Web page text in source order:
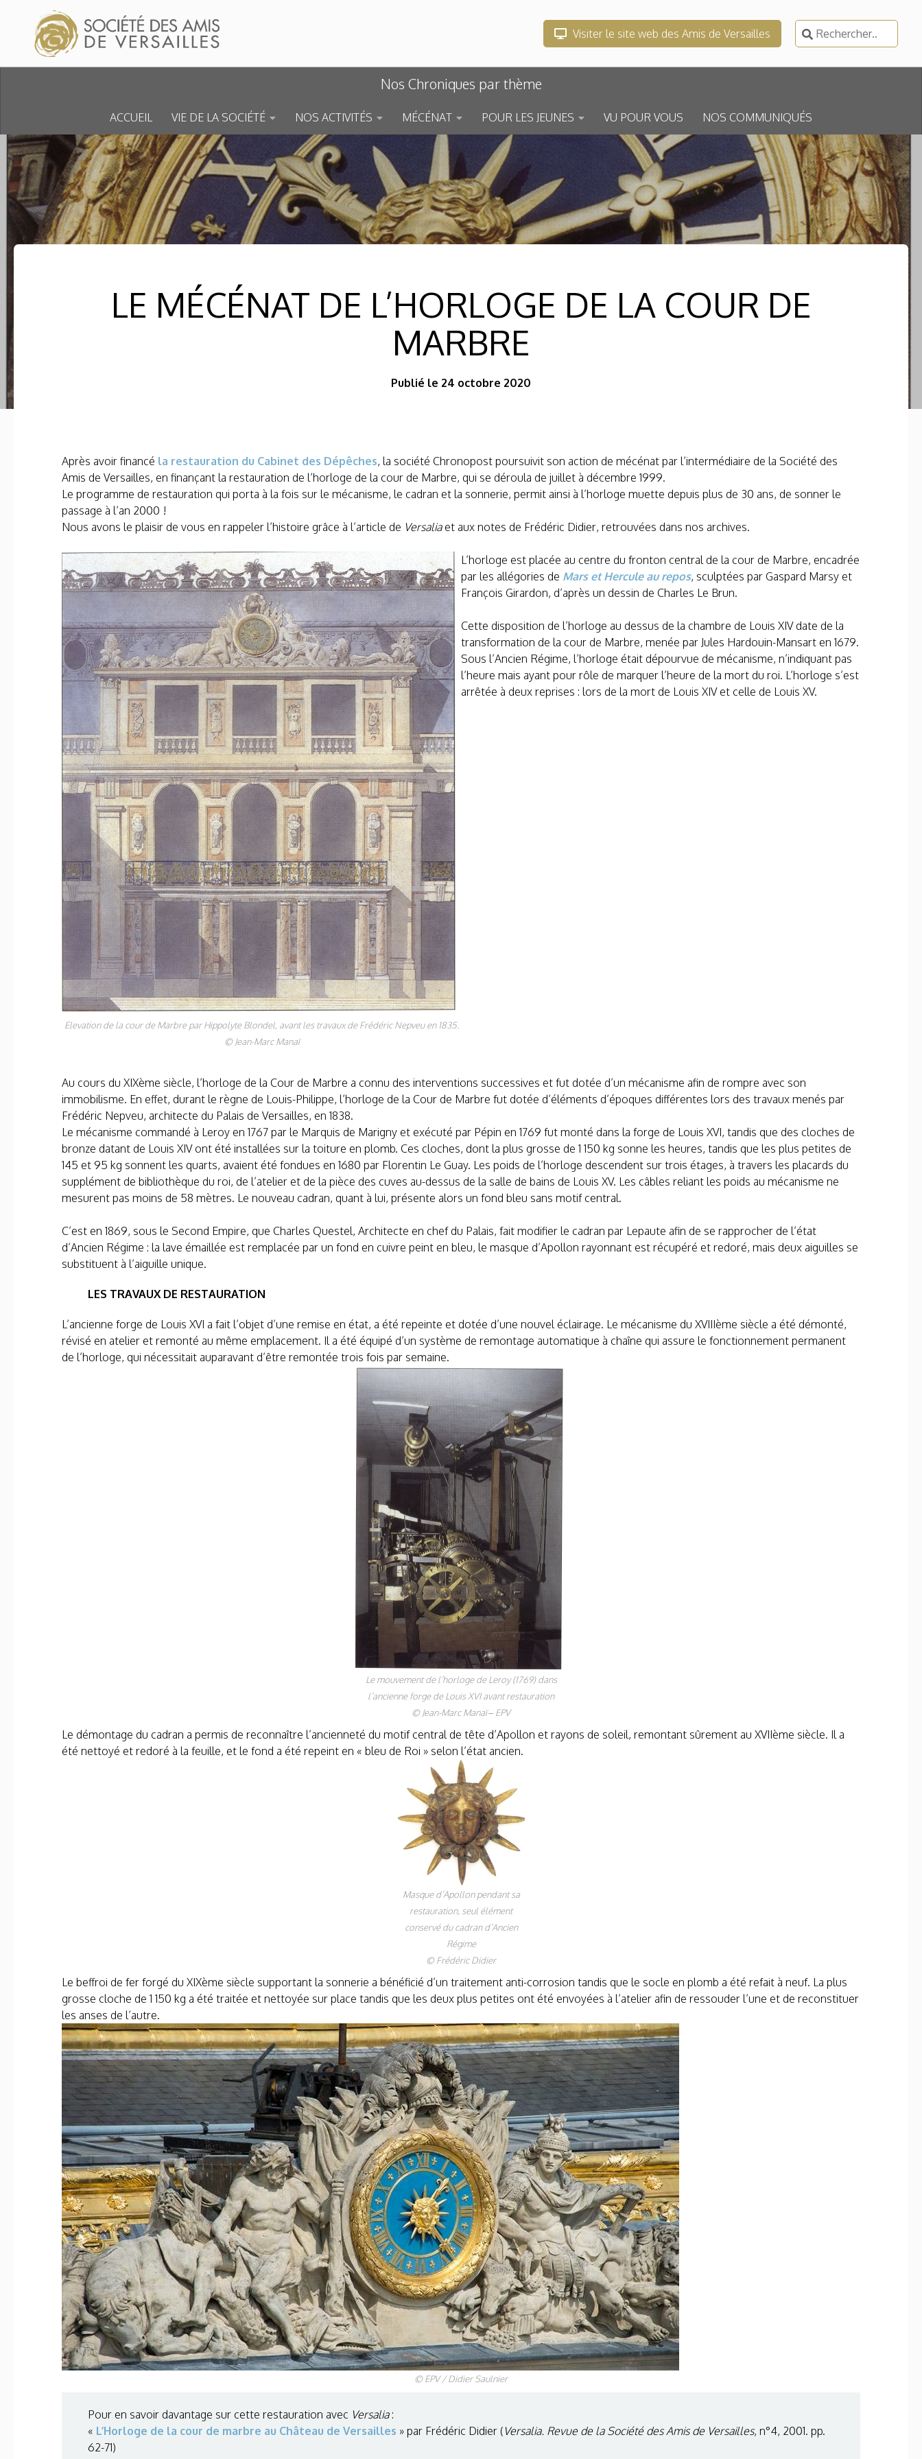
Skip to content
Visiter le site web des Amis de Versailles
Rechercher :
Nos Chroniques par thème
ACCUEIL VIE DE LA SOCIÉTÉ NOS ACTIVITÉS MÉCÉNAT POUR LES JEUNES VU POUR VOUS NOS COMMUNIQUÉS
LE MÉCÉNAT DE L’HORLOGE DE LA COUR DE
MARBRE
Publié le 24 octobre 2020
Après avoir financé la restauration du Cabinet des Dépêches, la société Chronopost poursuivit son action de mécénat par l’intermédiaire de la Société des
Amis de Versailles, en finançant la restauration de l’horloge de la cour de Marbre, qui se déroula de juillet à décembre 1999.
Le programme de restauration qui porta à la fois sur le mécanisme, le cadran et la sonnerie, permit ainsi à l’horloge muette depuis plus de 30 ans, de sonner le
passage à l’an 2000 !
Nous avons le plaisir de vous en rappeler l’histoire grâce à l’article de Versaliaet aux notes de Frédéric Didier, retrouvées dans nos archives.
Elevation de la cour de Marbre par Hippolyte Blondel, avant les travaux de Frédéric Nepveu en 1835.
© Jean-Marc Manaï
L’horloge est placée au centre du fronton central de la cour de Marbre, encadrée
par les allégories de Mars et Hercule au repos, sculptées par Gaspard Marsy et
François Girardon, d’après un dessin de Charles Le Brun.
Cette disposition de l’horloge au dessus de la chambre de Louis XIV date de la
transformation de la cour de Marbre, menée par Jules Hardouin-Mansart en 1679.
Sous l’Ancien Régime, l’horloge était dépourvue de mécanisme, n’indiquant pas
l’heure mais ayant pour rôle de marquer l’heure de la mort du roi. L’horloge s’est
arrêtée à deux reprises : lors de la mort de Louis XIV et celle de Louis XV.
Au cours du XIXème siècle, l’horloge de la Cour de Marbre a connu des interventions successives et fut dotée d’un mécanisme afin de rompre avec son
immobilisme. En effet, durant le règne de Louis-Philippe, l’horloge de la Cour de Marbre fut dotée d’éléments d’époques différentes lors des travaux menés par
Frédéric Nepveu, architecte du Palais de Versailles, en 1838.
Le mécanisme commandé à Leroy en 1767 par le Marquis de Marigny et exécuté par Pépin en 1769 fut monté dans la forge de Louis XVI, tandis que des cloches de
bronze datant de Louis XIV ont été installées sur la toiture en plomb. Ces cloches, dont la plus grosse de 1 150 kg sonne les heures, tandis que les plus petites de
145 et 95 kg sonnent les quarts, avaient été fondues en 1680 par Florentin Le Guay. Les poids de l’horloge descendent sur trois étages, à travers les placards du
supplément de bibliothèque du roi, de l’atelier et de la pièce des cuves au-dessus de la salle de bains de Louis XV. Les câbles reliant les poids au mécanisme ne
mesurent pas moins de 58 mètres. Le nouveau cadran, quant à lui, présente alors un fond bleu sans motif central.
C’est en 1869, sous le Second Empire, que Charles Questel, Architecte en chef du Palais, fait modifier le cadran par Lepaute afin de se rapprocher de l’état
d’Ancien Régime : la lave émaillée est remplacée par un fond en cuivre peint en bleu, le masque d’Apollon rayonnant est récupéré et redoré, mais deux aiguilles se
substituent à l’aiguille unique.
LES TRAVAUX DE RESTAURATION
L’ancienne forge de Louis XVI a fait l’objet d’une remise en état, a été repeinte et dotée d’une nouvel éclairage. Le mécanisme du XVIIIème siècle a été démonté,
révisé en atelier et remonté au même emplacement. Il a été équipé d’un système de remontage automatique à chaîne qui assure le fonctionnement permanent
de l’horloge, qui nécessitait auparavant d’être remontée trois fois par semaine.
Le mouvement de l’horloge de Leroy (1769) dans
l’ancienne forge de Louis XVI avant restauration
© Jean-Marc Manaï – EPV
Le démontage du cadran a permis de reconnaître l’ancienneté du motif central de tête d’Apollon et rayons de soleil, remontant sûrement au XVIIème siècle. Il a
été nettoyé et redoré à la feuille, et le fond a été repeint en « bleu de Roi » selon l’état ancien.
Masque d’Apollon pendant sa
restauration, seul élément
conservé du cadran d’Ancien
Régime
© Frédéric Didier
Le beffroi de fer forgé du XIXème siècle supportant la sonnerie a bénéficié d’un traitement anti-corrosion tandis que le socle en plomb a été refait à neuf. La plus
grosse cloche de 1 150 kg a été traitée et nettoyée sur place tandis que les deux plus petites ont été envoyées à l’atelier afin de ressouder l’une et de reconstituer
les anses de l’autre.
© EPV / Didier Saulnier
Pour en savoir davantage sur cette restauration avec Versalia:
« L’Horloge de la cour de marbre au Château de Versailles » par Frédéric Didier ( Versalia. Revue de la Société des Amis de Versailles, n°4, 2001. pp.
62-71)